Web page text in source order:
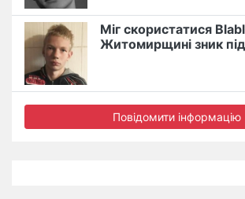
Міг скористатися
Житомирщині зник
Повідомити інформацію